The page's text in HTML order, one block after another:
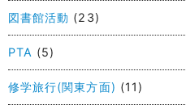
図書館活動 (23)
PTA (5)
修学旅行(関東方面) (11)